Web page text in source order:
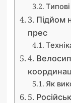
3. Підйом
прес
4.
Як
5.